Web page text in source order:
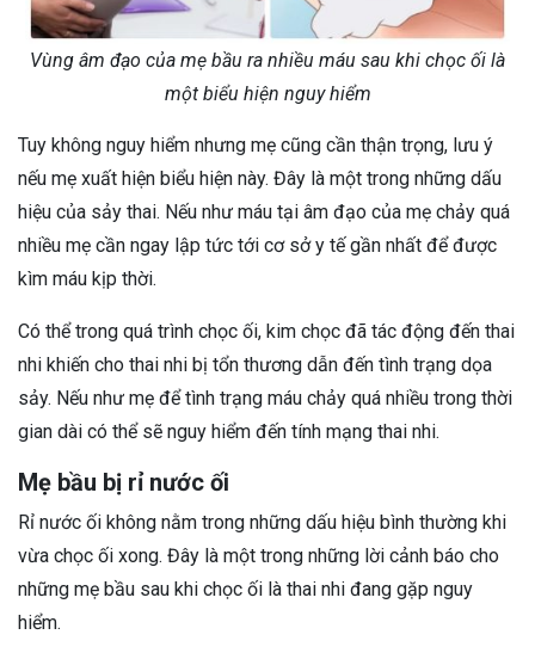
Vùng âm đạo của mẹ bầu ra nhiều máu sau khi chọc ối là
một biểu hiện nguy hiểm
Tuy không nguy hiểm nhưng mẹ cũng cần thận trọng, lưu ý
nếu mẹ xuất hiện biểu hiện này. Đây là một trong những dấu
hiệu của sảy thai. Nếu như máu tại âm đạo của mẹ chảy quá
nhiều mẹ cần ngay lập tức tới cơ sở y tế gần nhất để được
kìm máu kịp thời.
Có thể trong quá trình chọc ối, kim chọc đã tác động đến thai
nhi khiến cho thai nhi bị tổn thương dẫn đến tình trạng dọa
sảy. Nếu như mẹ để tình trạng máu chảy quá nhiều trong thời
gian dài có thể sẽ nguy hiểm đến tính mạng thai nhi.
Mẹ bầu bị rỉ nước ối
Rỉ nước ối không nằm trong những dấu hiệu bình thường khi
vừa chọc ối xong. Đây là một trong những lời cảnh báo cho
những mẹ bầu sau khi chọc ối là thai nhi đang gặp nguy
hiểm.